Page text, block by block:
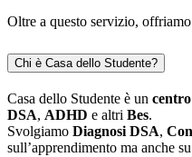
Oltre a questo servizio,
Chi è Casa dello Studente?
Casa dello Studente è un
DSA, ADHD e altri Bes.
Svolgiamo Diagnosi DSA,
sull’apprendimento ma anche